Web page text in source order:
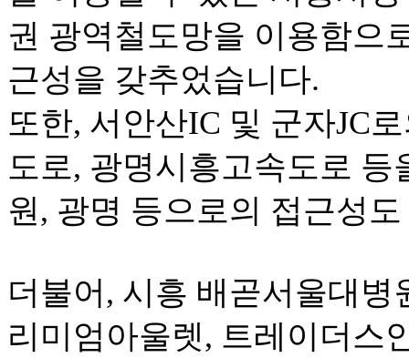
권 광역철도망을 이용함으
근성을 갖추었습니다.
또한, 서안산IC 및 군자JC
도로 , 광명시흥고속도로 등
원, 광명 등으로의 접근성도
더불어, 시흥 배곧서울대병
리미엄아울렛, 트레이더스